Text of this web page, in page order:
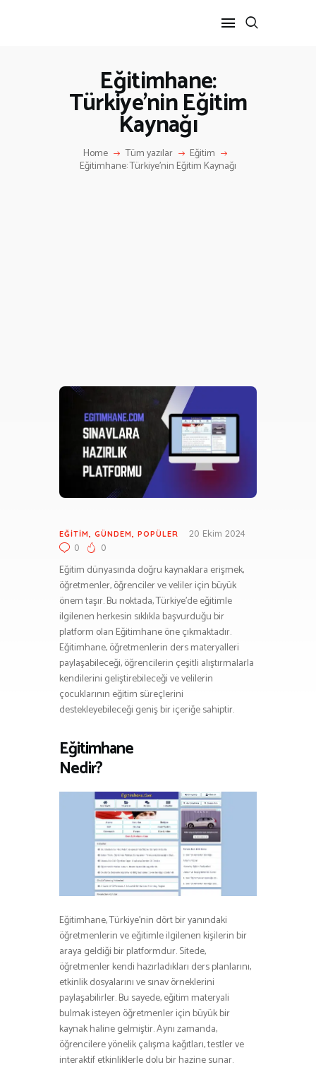
Eğitimhane:
Türkiye’nin Eğitim
Kaynağı
Home Tüm yazılar Eğitim
Eğitimhane: Türkiye’nin Eğitim Kaynağı
ANA SAYFA
HAKKIMIZDA
EĞITIM, GÜNDEM, POPÜLER
20 Ekim 2024
0
0
Eğitim dünyasında doğru kaynaklara erişmek,
öğretmenler, öğrenciler ve veliler için büyük
önem taşır. Bu noktada, Türkiye’de eğitimle
ilgilenen herkesin sıklıkla başvurduğu bir
platform olan Eğitimhane öne çıkmaktadır.
Eğitimhane, öğretmenlerin ders materyalleri
paylaşabileceği, öğrencilerin çeşitli alıştırmalarla
kendilerini geliştirebileceği ve velilerin
çocuklarının eğitim süreçlerini
destekleyebileceği geniş bir içeriğe sahiptir.
Eğitimhane
Nedir?
Eğitimhane, Türkiye’nin dört bir yanındaki
öğretmenlerin ve eğitimle ilgilenen kişilerin bir
araya geldiği bir platformdur. Sitede,
öğretmenler kendi hazırladıkları ders planlarını,
etkinlik dosyalarını ve sınav örneklerini
paylaşabilirler. Bu sayede, eğitim materyali
bulmak isteyen öğretmenler için büyük bir
kaynak haline gelmiştir. Aynı zamanda,
öğrencilere yönelik çalışma kağıtları, testler ve
interaktif etkinliklerle dolu bir hazine sunar.